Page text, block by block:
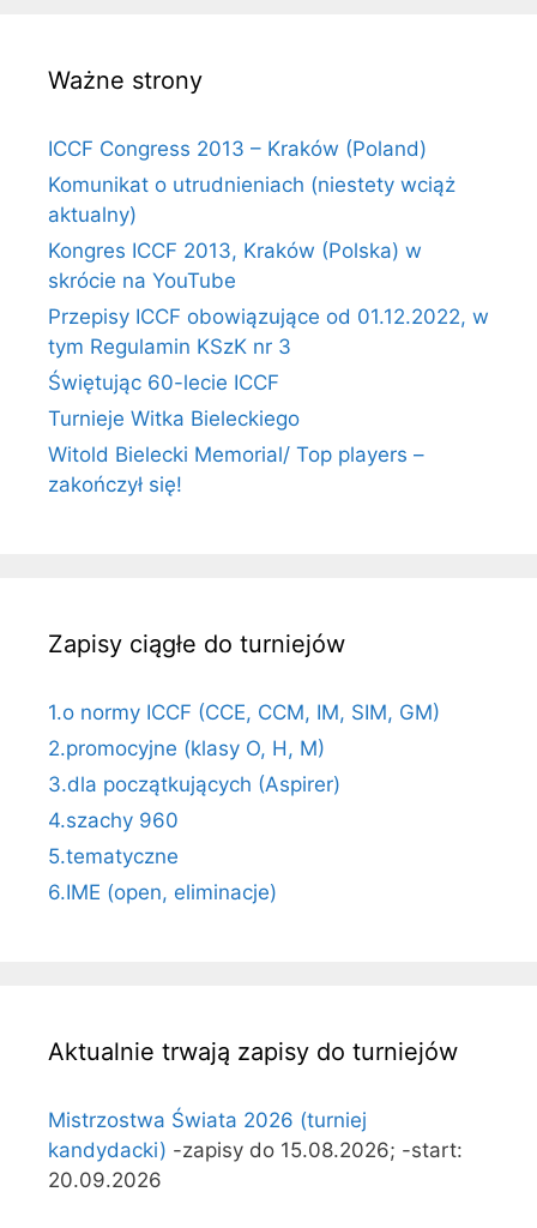
Ważne strony
ICCF Congress 2013 – Kraków (Poland)
Komunikat o utrudnieniach (niestety wciąż
aktualny)
Kongres ICCF 2013, Kraków (Polska) w
skrócie na YouTube
Przepisy ICCF obowiązujące od 01.12.2022, w
tym Regulamin KSzK nr 3
Świętując 60-lecie ICCF
Turnieje Witka Bieleckiego
Witold Bielecki Memorial/ Top players –
zakończył się!
Zapisy ciągłe do turniejów
1.o normy ICCF (CCE, CCM, IM, SIM, GM)
2.promocyjne (klasy O, H, M)
3.dla początkujących (Aspirer)
4.szachy 960
5.tematyczne
6.IME (open, eliminacje)
Aktualnie trwają zapisy do turniejów
Mistrzostwa Świata 2026 (turniej
kandydacki) -zapisy do 15.08.2026; -start:
20.09.2026